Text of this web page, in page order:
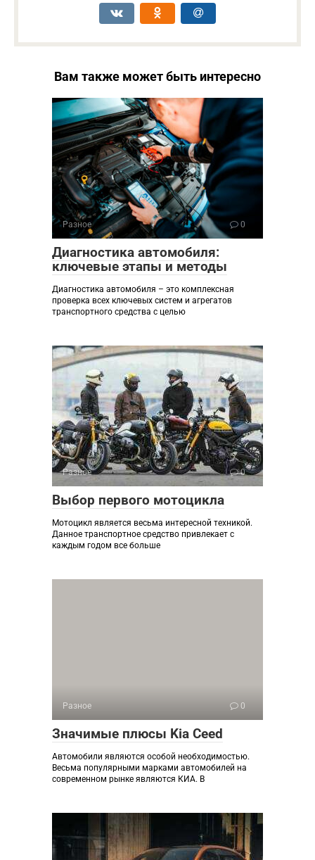
Вам также может быть интересно
Разное 0
Диагностика автомобиля:
ключевые этапы и методы
Диагностика автомобиля – это комплексная
проверка всех ключевых систем и агрегатов
транспортного средства с целью
Разное 0
Выбор первого мотоцикла
Мотоцикл является весьма интересной техникой.
Данное транспортное средство привлекает с
каждым годом все больше
Разное 0
Значимые плюсы Kia Ceed
Автомобили являются особой необходимостью.
Весьма популярными марками автомобилей на
современном рынке являются КИА. В